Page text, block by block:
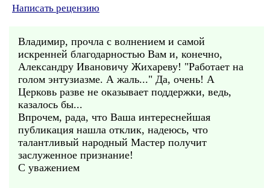
Написать рецензию
Владимир, прочла с волнением и самой
искренней благодарностью Вам и, конечно,
Александру Ивановичу Жихареву! "Работает на
голом энтузиазме. А жаль..." Да, очень! А
Церковь разве не оказывает поддержки, ведь,
казалось бы...
Впрочем, рада, что Ваша интереснейшая
публикация нашла отклик, надеюсь, что
талантливый народный Мастер получит
заслуженное признание!
С уважением